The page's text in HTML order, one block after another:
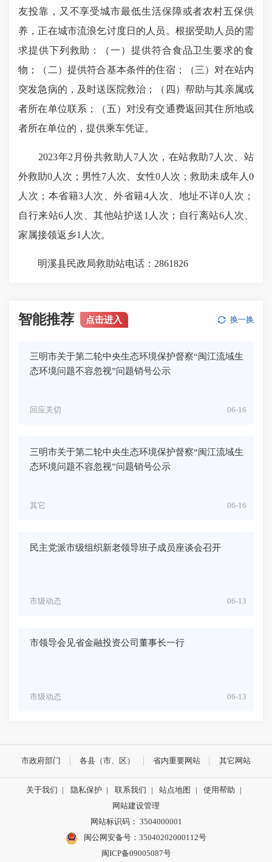
友投靠，又不享受城市最低生活保障或者农村五保供
养，正在城市流浪乞讨度日的人员。根据受助人员的需
求提供下列救助：（一）提供符合食品卫生要求的食
物；（二）提供符合基本条件的住宿；（三）对在站内
突发急病的，及时送医院救治；（四）帮助与其亲属或
者所在单位联系；（五）对没有交通费返回其住所地或
者所在单位的，提供乘车凭证。
2023年2月份共救助人7人次，在站救助7人次、站
外救助0人次；男性7人次、女性0人次；救助未成年人0
人次；本省籍3人次、外省籍4人次、地址不详0人次；
自行来站6人次、其他站护送1人次；自行离站6人次、
家属接领返乡1人次。
明溪县民政局救助站电话：2861826
智能推荐 点击进入 换一换
三明市关于第二轮中央生态环境保护督察“闽江流域生
态环境问题不容忽视”问题销号公示
06-16
回应关切
三明市关于第二轮中央生态环境保护督察“闽江流域生
态环境问题不容忽视”问题销号公示
06-16
其它
民主党派市级组织新老领导班子成员座谈会召开
06-13
市级动态
市领导会见省金融投资公司董事长一行
06-13
市级动态
市政府部门 各县（市、区） 省内重要网站 其它网站
关于我们 | 隐私保护 | 联系我们 | 站点地图 | 使用帮助
|
网站建设管理
网站标识码： 3504000001
闽公网安备号：35040202000112号
闽ICP备09005087号